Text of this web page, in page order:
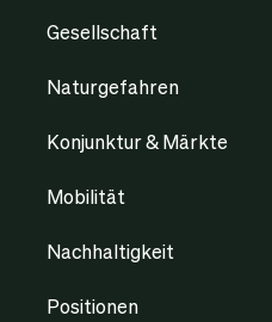
Gesellschaft
Naturgefahren
Konjunktur & Märkte
Mobilität
Nachhaltigkeit
Positionen